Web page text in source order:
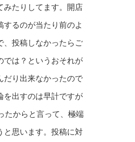
みたりしてます。開店
るのが当たり前のよ
、投稿しなかったらご
では？というおそれが
だり出来なかったので
を出すのは早計ですが
たからと言って、極端
と思います。投稿に対